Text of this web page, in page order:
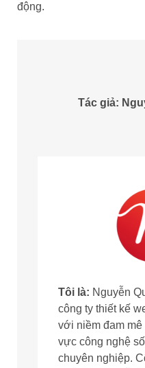
động.
Tác giả:
Tôi là: Nguyễn
công ty thiết kế
với niềm đam mê
vực công nghệ
chuyên nghiệp.